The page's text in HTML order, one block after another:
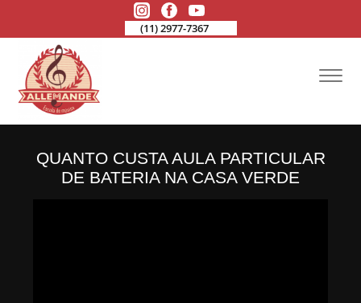
(11) 2977-7367
QUANTO CUSTA AULA PARTICULAR
DE BATERIA NA CASA VERDE